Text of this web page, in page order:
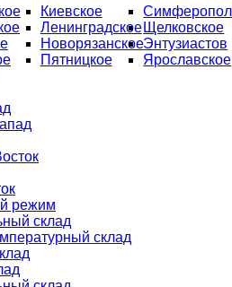
Киевское
Ленинградское
Новорязанское
Пятницкое
Щелковское
Энтузиастов
Ярославское
режим
склад
склад